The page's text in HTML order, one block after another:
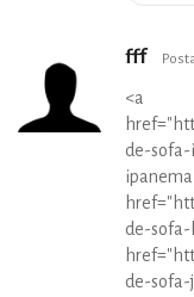
fff
<a
de-
de-
de-